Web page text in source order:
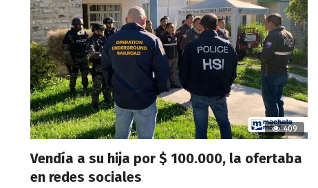
409
Vendía a su hija por $ 100.000, la ofertaba
en redes sociales